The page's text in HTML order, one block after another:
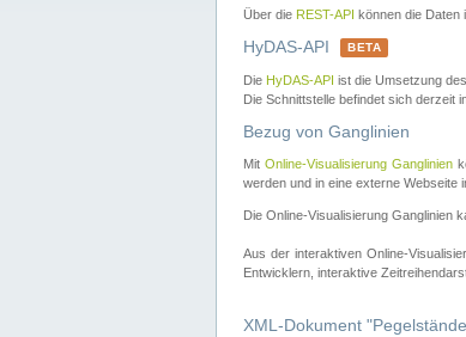
Über die REST-API können die Daten
HyDAS-API BETA
Die HyDAS-API ist die Umsetzung des
Die Schnittstelle befindet sich derzeit
Bezug von Ganglinien
MitOnline-Visualisierung Ganglinien
werden und in eine externe Webseite
Die Online-Visualisierung Ganglinien
Aus der interaktiven Online-
Entwicklern, interaktive
XML-Dokument